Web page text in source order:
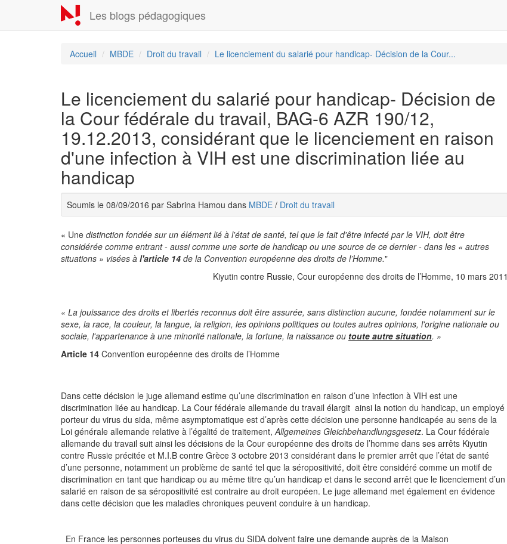
contenu
Les blogs pédagogiques
Accueil MBDE Droit du travail Le licenciement du salarié pour handicap- Décision de la Cour...
Le licenciement du salarié pour handicap- Décision de
la Cour fédérale du travail, BAG-6 AZR 190/12,
19.12.2013, considérant que le licenciement en raison
d'une infection à VIH est une discrimination liée au
handicap
Soumis le 08/09/2016 par Sabrina Hamou dans MBDE / Droit du travail
« Une distinction fondée sur un élément lié à l'état de santé, tel que le fait d'être infecté par le VIH, doit être
considérée comme entrant - aussi comme une sorte de handicap ou une source de ce dernier - dans les « autres
situations » visées à l'article 14 de la Convention européenne des droits de l’Homme."
Kiyutin contre Russie, Cour européenne des droits de l’Homme, 10 mars 2011
« La jouissance des droits et libertés reconnus doit être assurée, sans distinction aucune, fondée notamment sur le
sexe, la race, la couleur, la langue, la religion, les opinions politiques ou toutes autres opinions, l'origine nationale ou
sociale, l'appartenance à une minorité nationale, la fortune, la naissance ou toute autre situation. »
Article 14 Convention européenne des droits de l’Homme
Dans cette décision le juge allemand estime qu’une discrimination en raison d’une infection à VIH est une
discrimination liée au handicap. La Cour fédérale allemande du travail élargit ainsi la notion du handicap, un employé
porteur du virus du sida, même asymptomatique est d’après cette décision une personne handicapée au sens de la
Loi générale allemande relative à l’égalité de traitement,Allgemeines Gleichbehandlungsgesetz. La Cour fédérale
allemande du travail suit ainsi les décisions de la Cour européenne des droits de l’homme dans ses arrêts Kiyutin
contre Russie précitée et M.I.B contre Grèce 3 octobre 2013 considérant dans le premier arrêt que l’état de santé
d’une personne, notamment un problème de santé tel que la séropositivité, doit être considéré comme un motif de
discrimination en tant que handicap ou au même titre qu’un handicap et dans le second arrêt que le licenciement d’un
salarié en raison de sa séropositivité est contraire au droit européen. Le juge allemand met également en évidence
dans cette décision que les maladies chroniques peuvent conduire à un handicap.
En France les personnes porteuses du virus du SIDA doivent faire une demande auprès de la Maison